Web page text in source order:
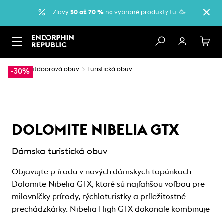
Zľavy 50 až 70 %na vybrané produkty tu. 🥳
-30%
… Outdoorová obuv Turistická obuv
DOLOMITE NIBELIA GTX
Dámska turistická obuv
Objavujte prírodu v nových dámskych topánkach
Dolomite Nibelia GTX, ktoré sú najľahšou voľbou pre
milovníčky prírody, rýchloturistky a príležitostné
prechádzkárky. Nibelia High GTX dokonale kombinuje